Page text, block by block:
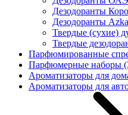
Дезодоранты
Дезодоранты
Твердые (сухие)
Твердые
Парфюмированные
Парфюмерные наборы
Ароматизаторы для
Ароматизаторы для